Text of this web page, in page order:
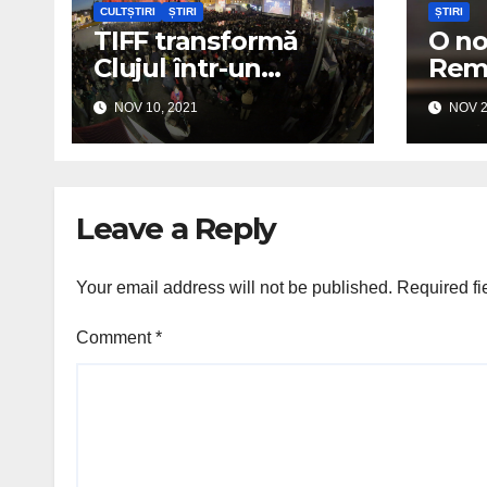
CULTȘTIRI ȘTIRI
TIFF transformă
Clujul într-un
„UNESCO City of
Film”
NOV 10, 2021
ȘTIRI
O
NOV
Leave a Reply
Your email address will not be published. Required
Comment*